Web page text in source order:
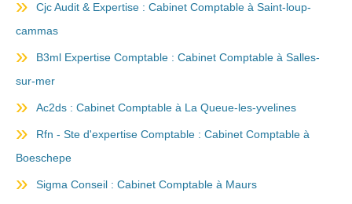
Cjc Audit & Expertise : Cabinet Comptable à Saint-loup-
cammas
B3ml Expertise Comptable : Cabinet Comptable à Salles-
sur-mer
Ac2ds : Cabinet Comptable à La Queue-les-yvelines
Rfn - Ste d'expertise Comptable : Cabinet Comptable à
Boeschepe
Sigma Conseil : Cabinet Comptable à Maurs